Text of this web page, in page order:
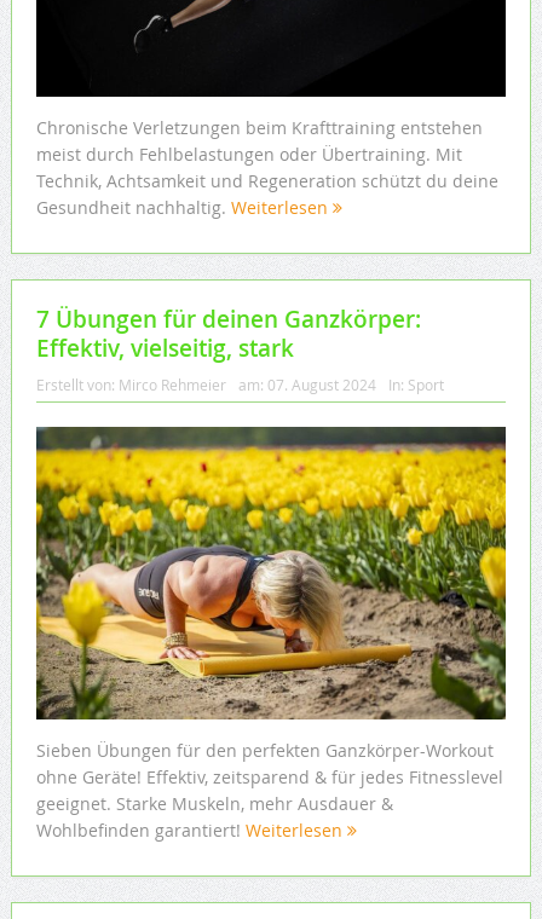
Chronische Verletzungen beim Krafttraining entstehen
meist durch Fehlbelastungen oder Übertraining. Mit
Technik, Achtsamkeit und Regeneration schützt du deine
Gesundheit nachhaltig. Weiterlesen
7 Übungen für deinen Ganzkörper:
Effektiv, vielseitig, stark
Erstellt von: Mirco Rehmeier am: 07. August 2024 In: Sport
Sieben Übungen für den perfekten Ganzkörper-Workout
ohne Geräte! Effektiv, zeitsparend & für jedes Fitnesslevel
geeignet. Starke Muskeln, mehr Ausdauer &
Wohlbefinden garantiert! Weiterlesen